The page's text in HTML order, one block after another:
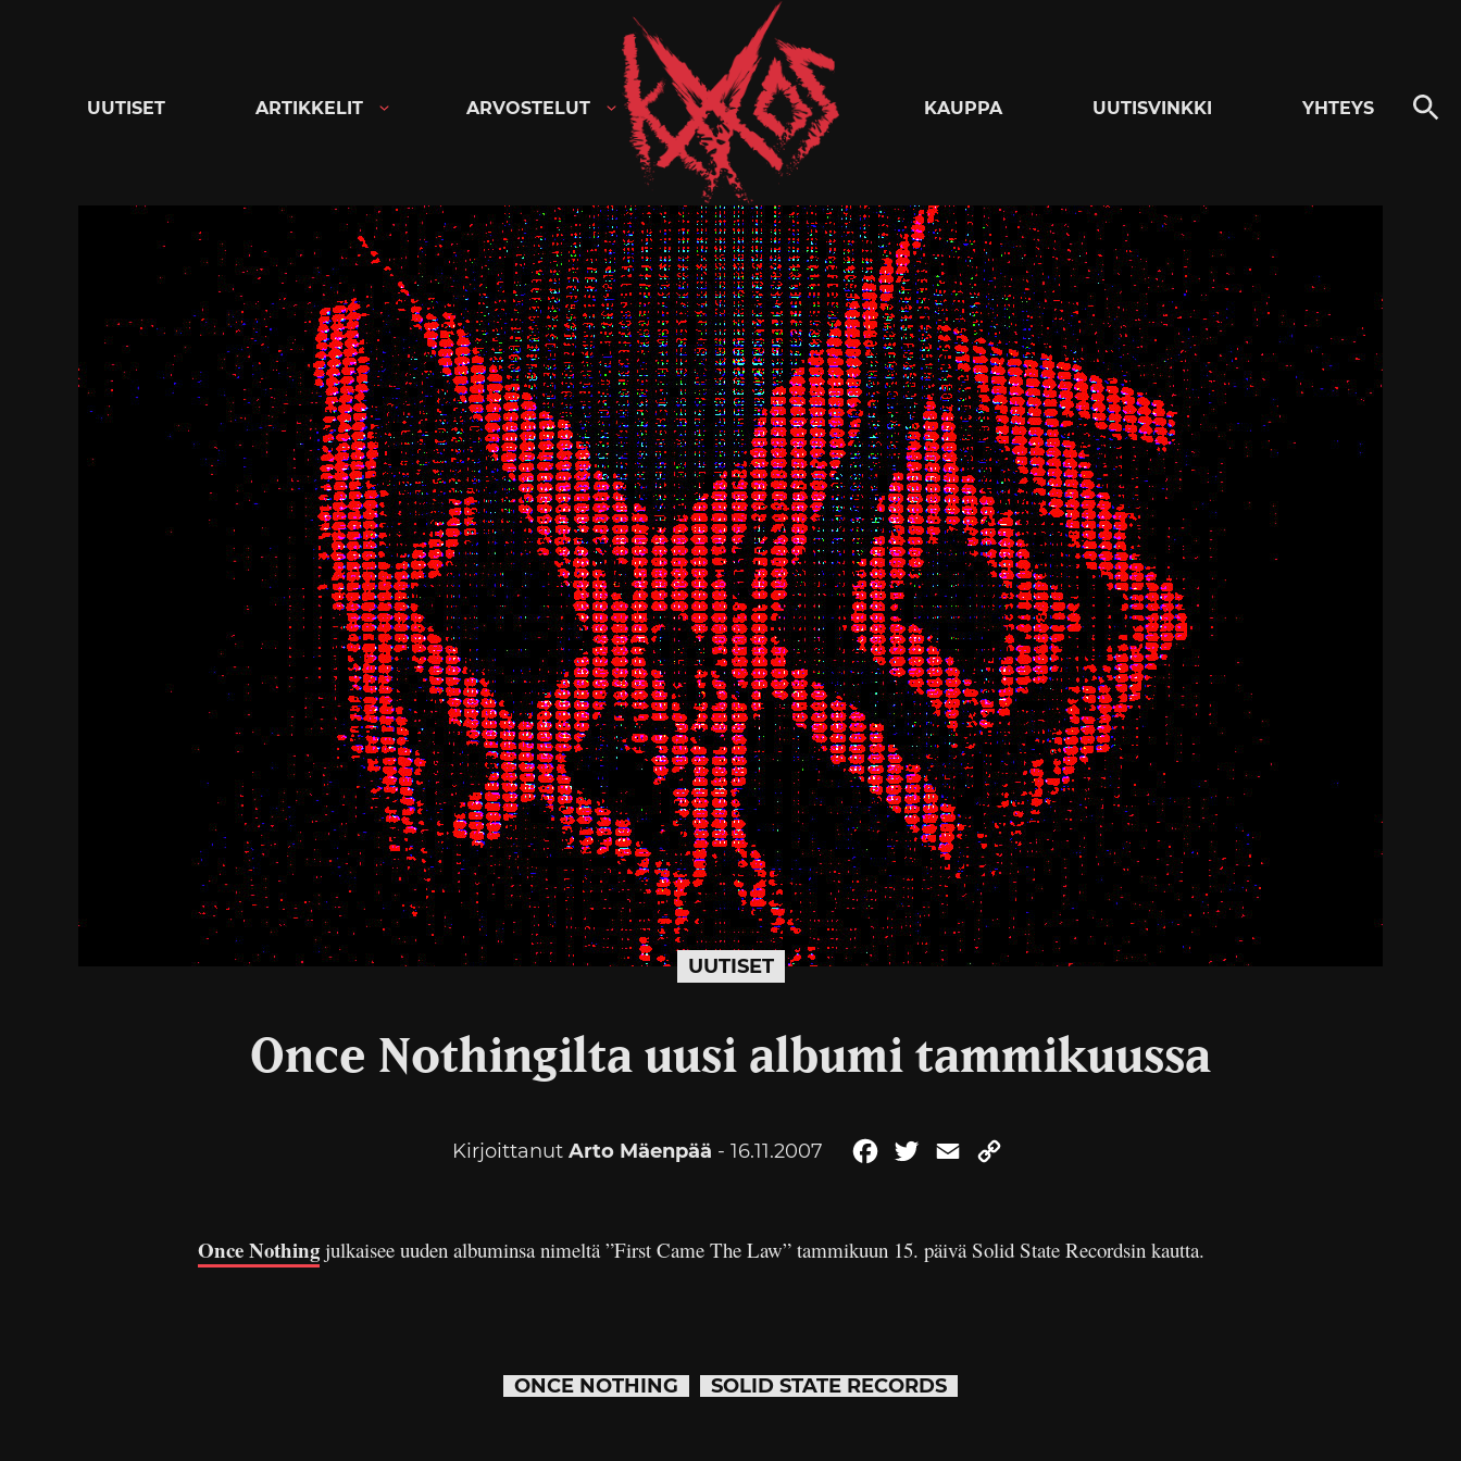
Kaaoszine
UUTISET ARTIKKELIT ARVOSTELUT KAUPPA UUTISVINKKI YHTEYS
UUTISET
Once Nothingilta uusi albumi tammikuussa
Kirjoittanut Arto Mäenpää - 16.11.2007 FacebookTwitterEmail
Once Nothing julkaisee uuden albuminsa nimeltä ”First Came The Law” tammikuun 15. päivä Solid State Recordsin kautta.
ONCE NOTHING SOLID STATE RECORDS